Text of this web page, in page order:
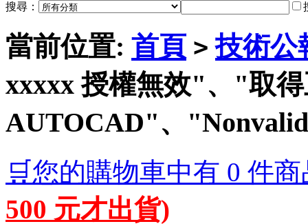
搜尋：
當前位置: 首頁 > 技術公
xxxxx 授權無效"、"取
AUTOCAD"、"Nonvalid
🛒您的購物車中有 0 件
500 元才出貨)